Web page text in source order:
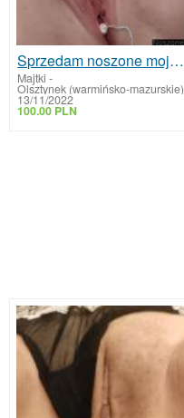
Sprzedam noszone moje majteczki i nie tylko
Majtki -
Olsztynek (warmińsko-mazurskie)
13/11/2022
100.00 PLN